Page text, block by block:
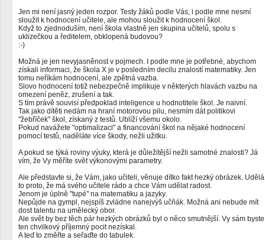
Jen mi není jasný jeden rozpor. Testy žáků podle Vás, i podle mne nesmí
sloužit k hodnocení učitele, ale mohou sloužit k hodnocení škol.
Když to zjednoduším, není škola vlastně jen skupina učitelů, spolu s
uklizečkou a ředitelem, obklopená budovou?
:-)
Možná je jen nevyjasněnost v pojmech. I podle mne je potřebné, abychom
získali informaci, že škola X je v posledním decilu znalostí matematiky. Jen
tomu neříkám hodnocení, ale zpětná vazba.
Slovo hodnocení totiž nebezpečně implikuje v některých hlavách vazbu na
omezení peněz, zrušení a tak.
S tím právě souvisí předpoklad inteligence u hodnotitele škol. Je naivní.
Tak jako dítěti nedám na hraní motorovou pilu, nesmím dát politikovi
"žebříček" škol, získaný z testů. Ublíží všemu okolo.
Pokud navážete "optimalizaci" a financování škol na nějaké hodnocení
pomocí testů, naděláte více škody, nežli užitku.
A pokud se týká roviny výuky, která je důležitější nežli samotné znalosti? Já
vím, že Vy měříte svět výkonovými parametry.
Ale představte si, že Vám, jako učiteli, věnuje dítko fakt hezký obrázek. Udělá
to proto, že má svého učitele rádo a chce Vám udělat radost.
Jenom je úplně "tupé" na matematiku a jazyky.
Nepůjde na gympl, nejspíš zvládne nanejvýš učňák. Možná ani nebude mít
dost talentu na umělecký obor.
Ale svět by bez těch pár hezkých obrázků byl o něco smutnější. Vy sám byste
ten chvilkový příjemný pocit nezískal.
A teď to změřte a seřaďte do tabulek.